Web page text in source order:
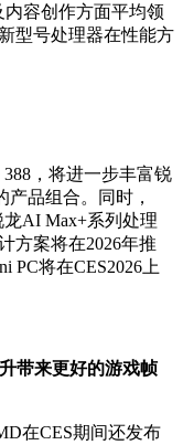
容创作方面平均领
型号处理器在性能方
，将进一步丰富锐
品组合。同时，
AI Max+系列处理
方案将在2026年推
PC将在CES2026上
带来更好的游戏帧
在CES期间还发布